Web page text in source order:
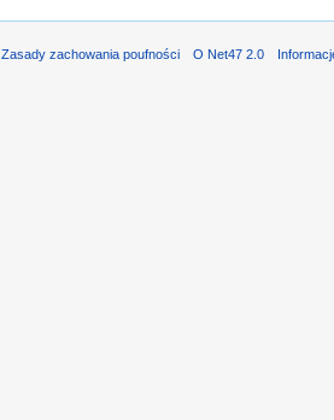
Zasady zachowania poufności O Net47 2.0